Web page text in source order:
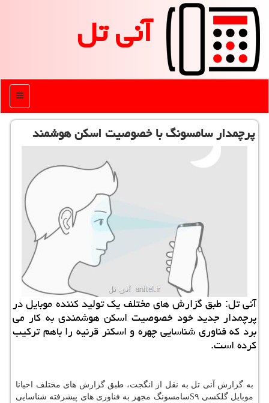
آنی تل
منو
پرچمدار سامسونگ با خصوصیت اسكن هوشمند
آنی تل: طبق گزارش های مختلف یك تولید كننده موبایل در
پرچمدار جدید خود خصوصیت اسكن هوشمندی به كار می
برد كه فناوری شناسایی چهره و اسكنر قرنیه را باهم تركیب
كرده است.
به گزارش آنی تل به نقل از انگجت، طبق گزارش های مختلف احیانا
موبایل گلكسی S۹سامسونگ مجهز به فناوری های پیشرفته شناسایی